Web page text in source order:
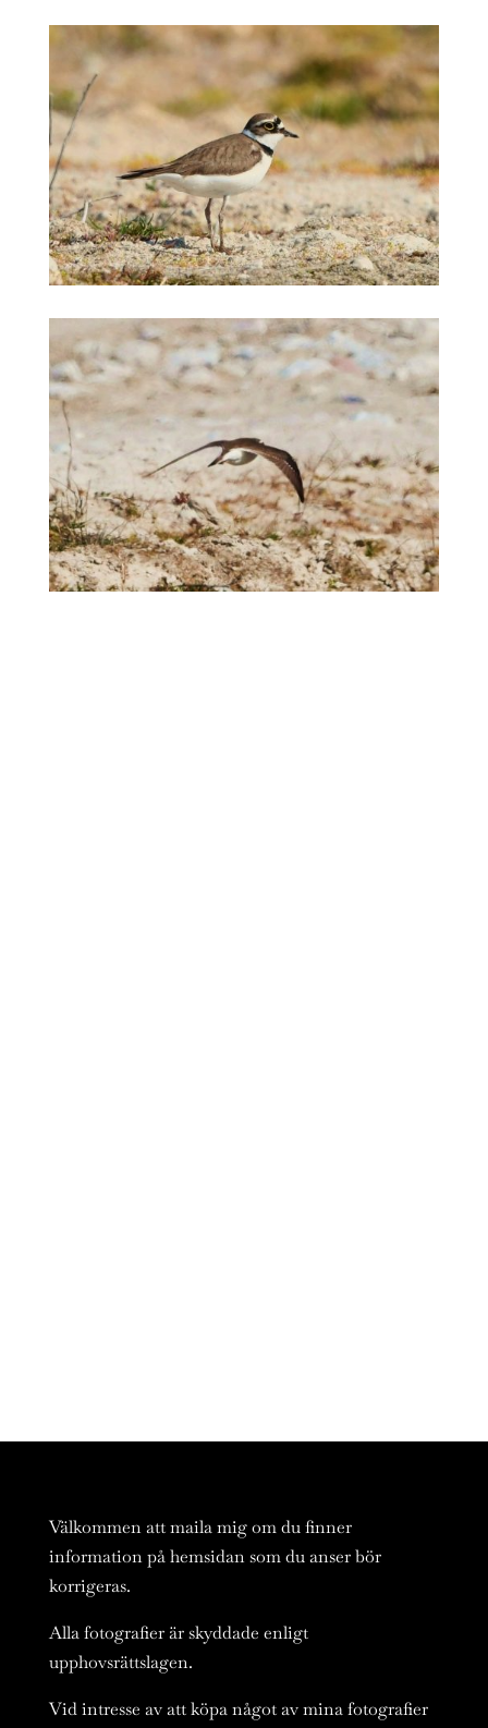
Välkommen att maila mig om du finner
information på hemsidan som du anser bör
korrigeras.
Alla fotografier är skyddade enligt
upphovsrättslagen.
Vid intresse av att köpa något av mina fotografier